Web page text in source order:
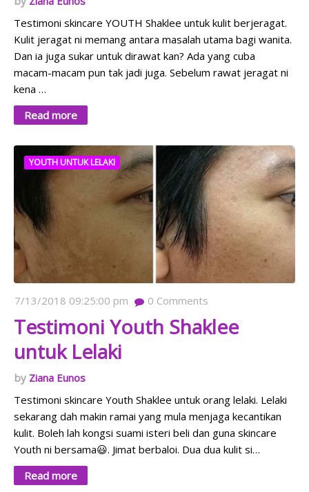
Testimoni skincare YOUTH Shaklee untuk kulit berjeragat.
Kulit jeragat ni memang antara masalah utama bagi wanita.
Dan ia juga sukar untuk dirawat kan? Ada yang cuba
macam-macam pun tak jadi juga. Sebelum rawat jeragat ni
kena …
Read more
YOUTH UNTUK LELAKI
7/13/2018 09:25:00 pm 0 Comments
Testimoni Youth Shaklee
untuk Lelaki
Ziana Eunos
Testimoni skincare Youth Shaklee untuk orang lelaki. Lelaki
sekarang dah makin ramai yang mula menjaga kecantikan
kulit. Boleh lah kongsi suami isteri beli dan guna skincare
Youth ni bersama😃. Jimat berbaloi. Dua dua kulit si…
Read more